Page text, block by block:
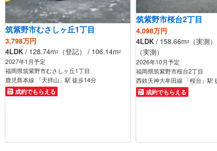
筑紫野市むさしヶ丘1丁目
3,798万円
4LDK / 128.74m2 （登記） / 106.14m2
2027年1月予定
福岡県筑紫野市むさしヶ丘1丁目
鹿児島本線 「天拝山」駅 徒歩14分
成約でもらえる
筑紫野市桜台2丁目
4,098万円
4LDK / 158.66m2
（実測
（実測）
2026年10月予定
福岡県筑紫野市桜台2丁目
西鉄天神大牟田線 「桜台」駅
成約でもらえる